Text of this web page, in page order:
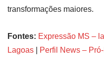
transformações maiores.
Fontes: Expressão MS –
Lagoas
Perfil News –